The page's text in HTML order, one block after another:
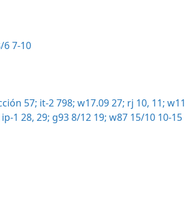
6 7-10
57; it-2 798; w17.09 27; rj 10, 11; w11
ip-1 28, 29; g93 8/12 19; w87 15/10 10-15